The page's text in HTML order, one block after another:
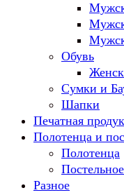
Обувь
Сумки и
Шапки
Печатная
Полотенца и
Полотенца
Разное